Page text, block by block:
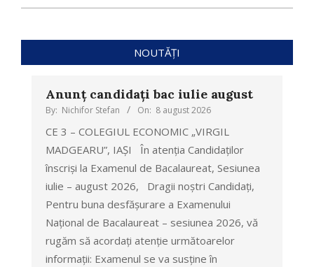
NOUTĂȚI
Anunț candidați bac iulie august
By: Nichifor Stefan On: 8 august 2026
CE 3 – COLEGIUL ECONOMIC „VIRGIL
MADGEARU”, IAȘI În atenția Candidaților
înscriși la Examenul de Bacalaureat, Sesiunea
iulie – august 2026, Dragii noștri Candidați,
Pentru buna desfășurare a Examenului
Național de Bacalaureat – sesiunea 2026, vă
rugăm să acordați atenție următoarelor
informații: Examenul se va susține în